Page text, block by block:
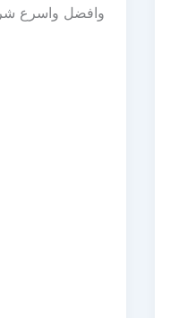
وافضل واسرع